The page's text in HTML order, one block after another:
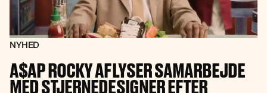
NYHED
A$AP ROCKY AFLYSER SAMARBEJDE
MED STJERNEDESIGNER EFTER